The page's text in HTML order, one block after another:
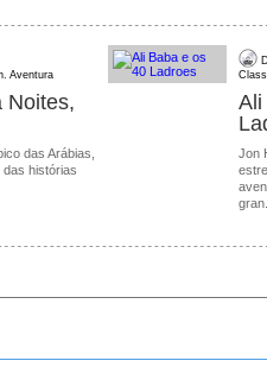
Aventura
Noites,
das Arábias,
histórias
Ali
Jon